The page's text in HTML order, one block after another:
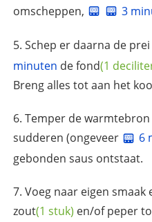
omscheppen,
3
Schep er daarna de
minuten defond(1
Breng alles tot aan het
Temper de
sudderen (ongeveer
6
gebonden saus ontstaat.
Voeg naar eigen
zout(1 stuk) en/of peper